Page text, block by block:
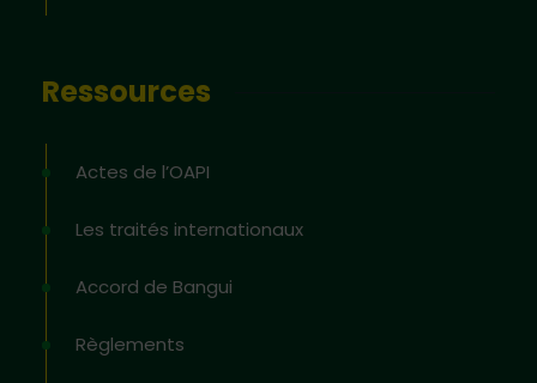
Ressources
Actes de l’OAPI
Les traités internationaux
Accord de Bangui
Règlements